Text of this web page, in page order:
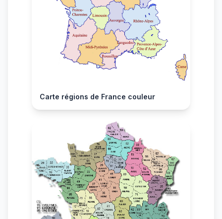
Carte régions de France couleur